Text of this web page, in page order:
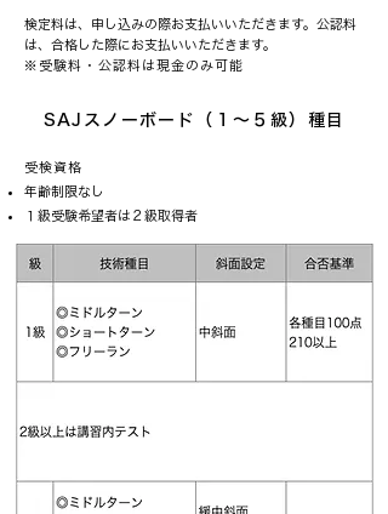
検定料は、申し込みの際お支払いいただきます。公認料
は、合格した際にお支払いいただきます。
※受験料・公認料は現金のみ可能
SAJスノーボード（１～５級）種目
受検資格
年齢制限なし
１級受験希望者は２級取得者